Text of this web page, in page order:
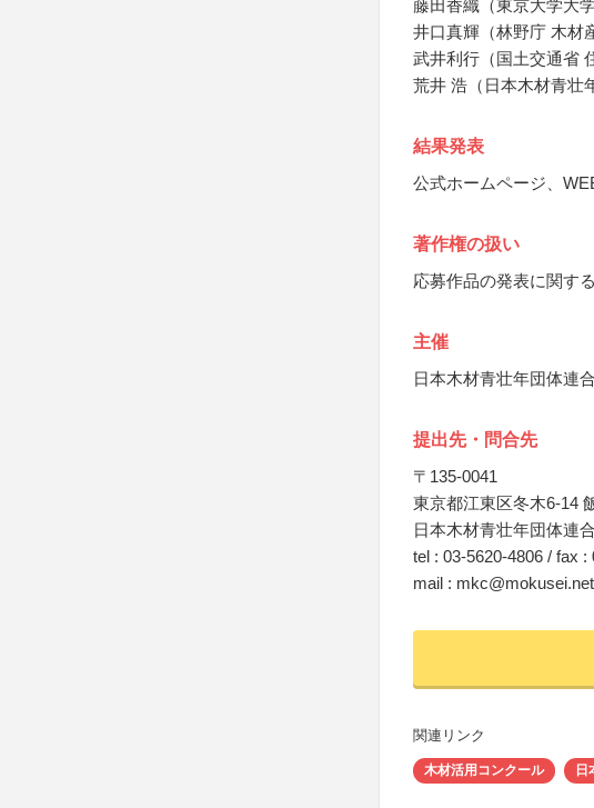
藤田香織（東京大学大
井口真輝（林野庁 木材
武井利行（国土交通省
荒井 浩（日本木材青壮
結果発表
公式ホームページ、
著作権の扱い
応募作品の発表に関す
主催
日本木材青壮年団体連
提出先・問合先
〒135-0041
東京都江東区冬木6-14
日本木材青壮年団体連
tel : 03-5620-4806 / fax :
mail : mkc@mokusei.net
関連リンク
木材活用コンクール 日